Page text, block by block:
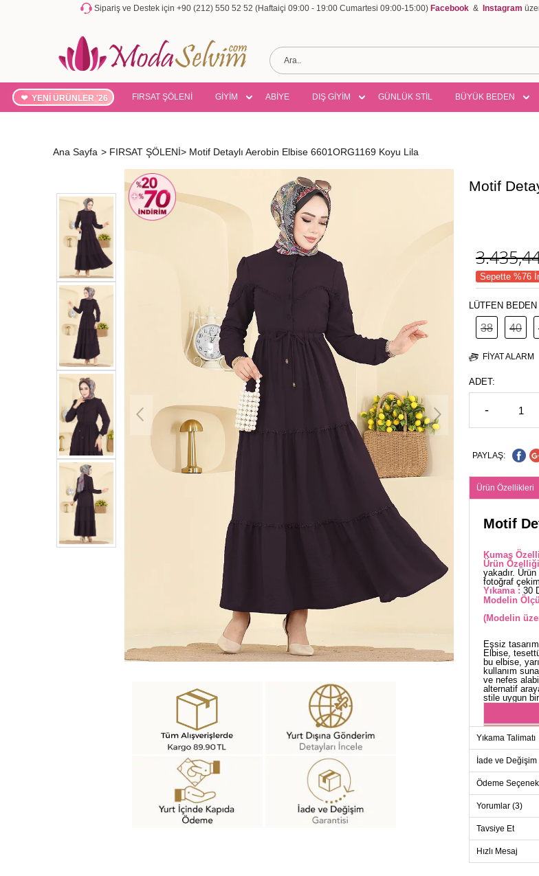
Sipariş ve Destek için +90 (212) 550 52 52 (Haftaiçi 09:00 - 19:00 Cumartesi 09:00-15:00) Facebook & Instagram
YENİ ÜRÜNLER '26 FIRSAT ŞÖLENİ GİYİM ABİYE DIŞ GİYİM GÜNLÜK STİL BÜYÜK BEDEN
Ana Sayfa > FIRSAT ŞÖLENİ> Motif Detaylı Aerobin Elbise 6601ORG1169 Koyu Lila
Motif
Sepette %76
LÜTFEN
38 40
FIYAT ALARM
ADET:
-
PAYLAŞ:
Ürün Özellikleri
Motif
Kumaş
Ürün
yakadır.
fotoğraf
Yıkama : 30
Modelin
(Modelin
Eşsiz
Elbise,
bu elbise,
kullanım
ve nefes
alternatif
stile uygun
Yıkama Talimatı
İade ve Değişim
Ödeme
Yorumlar (3)
Tavsiye Et
Hızlı Mesaj